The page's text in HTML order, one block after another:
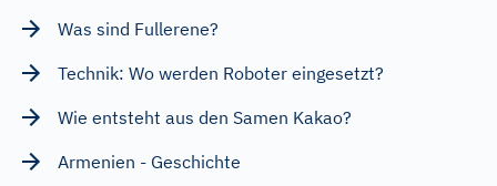
Was sind Fullerene?
Technik: Wo werden Roboter eingesetzt?
Wie entsteht aus den Samen Kakao?
Armenien - Geschichte